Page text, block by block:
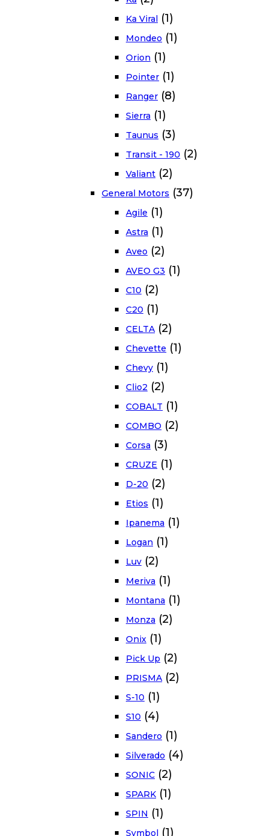
Ka Viral (1)
Mondeo (1)
Orion (1)
Pointer (1)
Ranger (8)
Sierra (1)
Taunus (3)
Transit - 190 (2)
Valiant (2)
General Motors (37)
Agile (1)
Astra (1)
Aveo (2)
AVEO G3 (1)
C10 (2)
C20 (1)
CELTA (2)
Chevette (1)
Chevy (1)
Clio2 (2)
COBALT (1)
COMBO (2)
Corsa (3)
CRUZE (1)
D-20 (2)
Etios (1)
Ipanema (1)
Logan (1)
Luv (2)
Meriva (1)
Montana (1)
Monza (2)
Onix (1)
Pick Up (2)
PRISMA (2)
S-10 (1)
S10 (4)
Sandero (1)
Silverado (4)
SONIC (2)
SPARK (1)
SPIN (1)
Symbol (1)